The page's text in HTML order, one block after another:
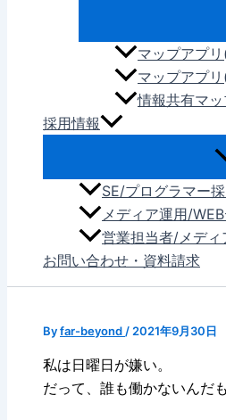
マップアプ
マップアプ
情報共有マ
採用情報
SE/プログラマー
メディア運用/
営業担当者/メディ
お問い合わせ・資料請求
Byfar-beyond / 2021年9月30日
私は日曜日が嫌い。
だって、誰も働かないんだも